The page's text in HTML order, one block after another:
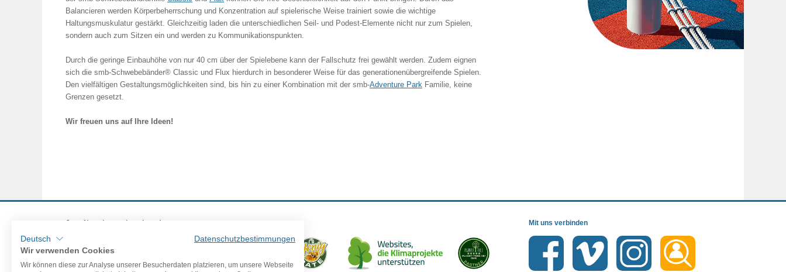
Balancieren werden Körperbeherrschung und Konzentration auf spielerische Weise trainiert sowie die wichtige
Haltungsmuskulatur gestärkt. Gleichzeitig laden die unterschiedlichen Seil- und Podest-Elemente nicht nur zum Spielen,
sondern auch zum Sitzen ein und werden zu Kommunikationspunkten.
Durch die geringe Einbauhöhe von nur 40 cm über der Spielebene kann der Fallschutz frei gewählt werden. Zudem eignen
sich die smb-Schwebebänder® Classic und Flux hierdurch in besonderer Weise für das generationenübergreifende Spielen.
Den vielfältigen Gestaltungsmöglichkeiten sind, bis hin zu einer Kombination mit der smb-Adventure Park Familie, keine
Grenzen gesetzt.
Wir freuen uns auf Ihre Ideen!
Jetzt Newsletter abonnieren! Mit uns verbinden
Deutsch
Datenschutzbestimmungen
Wir verwenden Cookies
Wir können diese zur Analyse unserer Besucherdaten platzieren, um unsere Webseite